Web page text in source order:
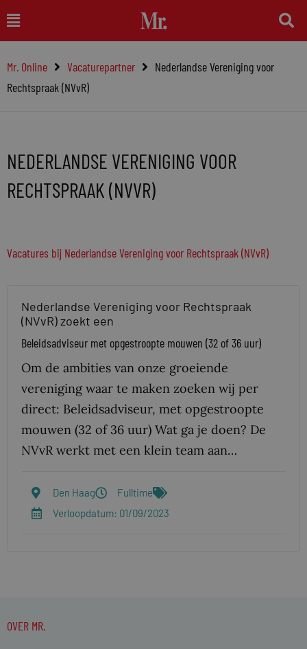
naar
inhoud
Main
Menu
Mr. Online Vacaturepartner
Nederlandse Vereniging voor
Rechtspraak (NVvR)
NEDERLANDSE VERENIGING VOOR
RECHTSPRAAK (NVVR)
Vacatures bij Nederlandse Vereniging voor Rechtspraak (NVvR)
Nederlandse Vereniging voor Rechtspraak
(NVvR) zoekt een
Beleidsadviseur met opgestroopte mouwen (32 of 36 uur)
Om de ambities van onze groeiende
vereniging waar te maken zoeken wij per
direct: Beleidsadviseur, met opgestroopte
mouwen (32 of 36 uur) Wat ga je doen? De
NVvR werkt met een klein team aan…
Den Haag
Fulltime
Verloopdatum: 01/09/2023
OVER MR.